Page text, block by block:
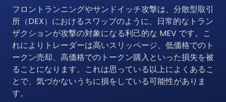
フロントランニングやサンドイッチ攻撃は、分散型取引
所（DEX）におけるスワップのように、日常的なトラン
ザクションが攻撃の対象になる利己的な MEV です。こ
れによりトレーダーは高いスリッページ、低価格でのト
ークン売却、高価格でのトークン購入といった損失を被
ることになります。これは思っている以上によくあるこ
とで、気づかないうちに損をしている可能性がありま
す。